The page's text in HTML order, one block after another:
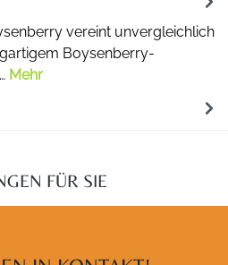
vereint unvergleichlich
Boysenberry-
Mehr
FÜR SIE